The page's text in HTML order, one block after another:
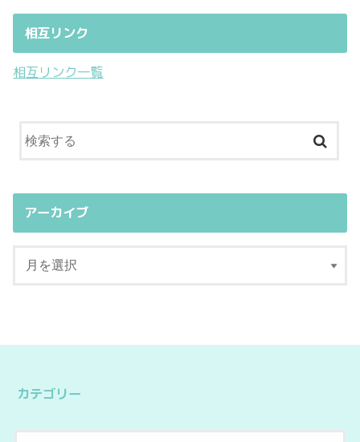
相互リンク
相互リンク一覧
アーカイブ
カテゴリー